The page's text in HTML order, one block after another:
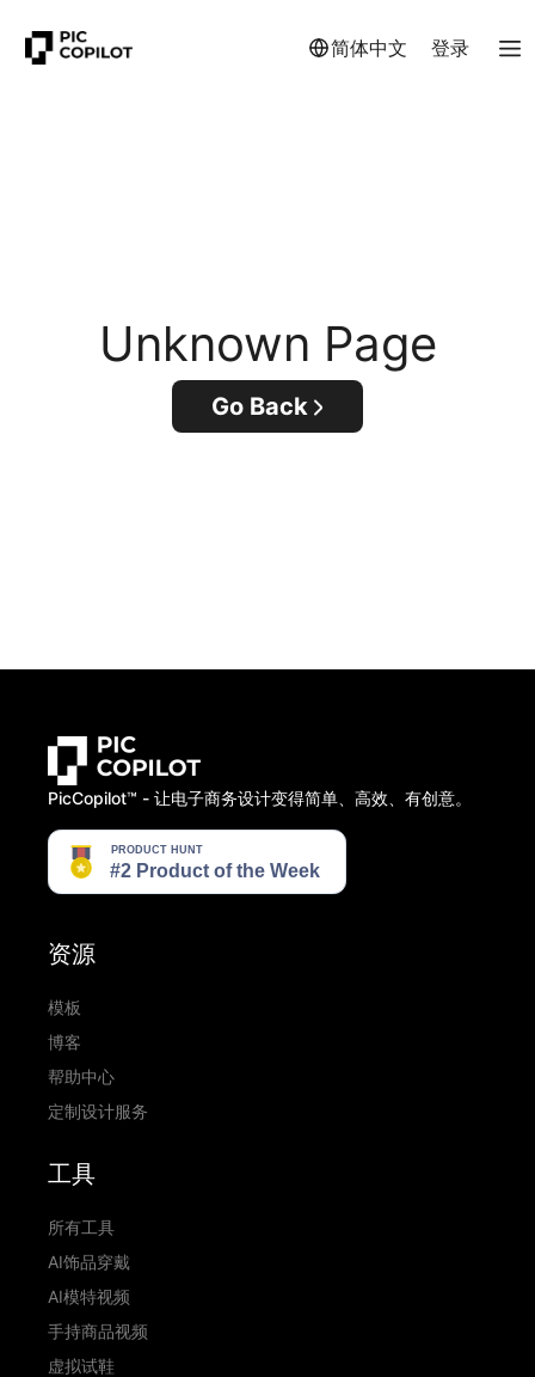
简体中文 登录
Unknown Page
Go Back
PicCopilot™️ - 让电子商务设计变得简单、高效、有创意。
资源
模板
博客
帮助中心
定制设计服务
工具
所有工具
AI饰品穿戴
AI模特视频
手持商品视频
虚拟试鞋